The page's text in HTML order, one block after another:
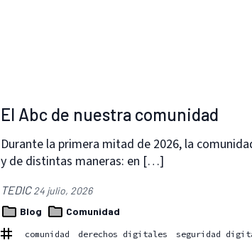
El Abc de nuestra comunidad
Durante la primera mitad de 2026, la
y de distintas maneras: en […]
TEDIC24 julio, 2026
Blog
Comunidad
comunidad derechos digitales seguridad